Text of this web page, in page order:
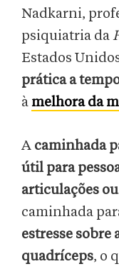
Nadkarni,
psiquiatria da
Estados
prática a
à melhora da
A caminhada
útil para
articulações
caminhada
estresse sobre
quadríceps, o